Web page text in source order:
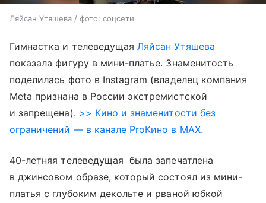
Ляйсан Утяшева / фото: соцсети
Гимнастка и телеведущаяЛяйсан Утяшева
показала фигуру в мини-платье. Знаменитость
поделилась фото в Instagram (владелец компания
Meta признана в России экстремистской
и запрещена). >> Кино и знаменитости без
ограничений — в канале ProКино в MAX.
40-летняя телеведущая была запечатлена
в джинсовом образе, который состоял из мини-
платья с глубоким декольте и рваной юбкой